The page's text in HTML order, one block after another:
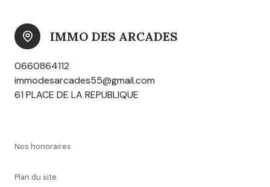
IMMO DES ARCADES
0660864112
immodesarcades55@gmail.com
61 PLACE DE LA REPUBLIQUE
nos honoraires
plan du site